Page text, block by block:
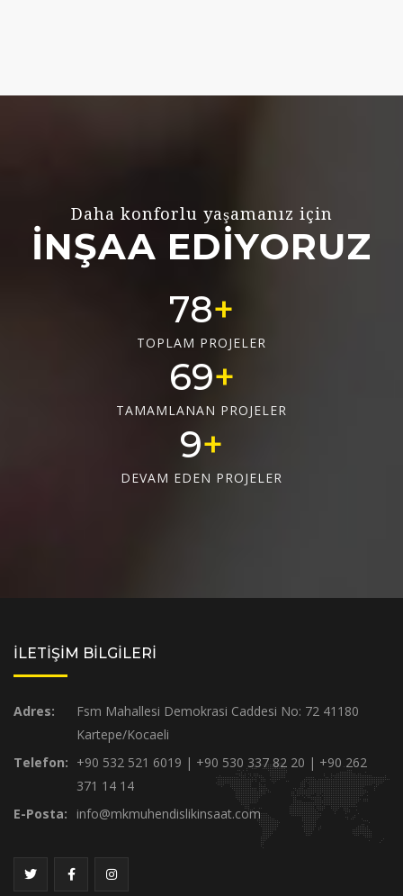
Daha konforlu yaşamanız için
İNŞAA EDİYORUZ
78
TOPLAM PROJELER
69
TAMAMLANAN PROJELER
9
DEVAM EDEN PROJELER
İLETİŞİM BİLGİLERİ
Adres:
Fsm Mahallesi Demokrasi Caddesi No: 72 41180
Kartepe/Kocaeli
Telefon: +90 532 521 6019 | +90 530 337 82 20 | +90 262
371 14 14
E-Posta:
info@mkmuhendislikinsaat.com